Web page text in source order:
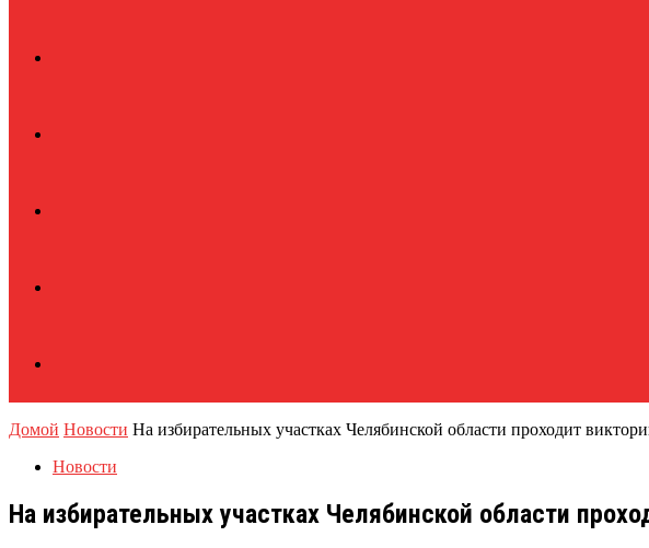
Домой Новости На избирательных участках Челябинской области проходит
Новости
На избирательных участках Челябинской области